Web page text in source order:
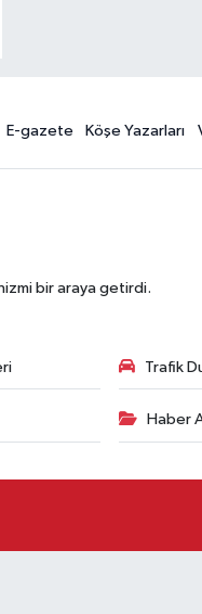
E-gazete Köşe Yazarları
bir araya getirdi.
Trafik
Haber